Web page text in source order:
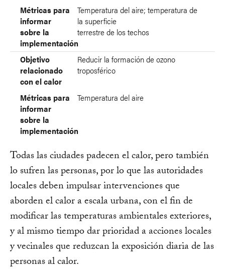
Métricas para
informar
sobre la
implementación
Temperatura del aire; temperatura de
la superficie
terrestre de los techos
Objetivo
relacionado
con el calor
Reducir la formación de ozono
troposférico
Métricas para
informar
sobre la
implementación
Temperatura del aire
Todas las ciudades padecen el calor, pero también
lo sufren las personas, por lo que las autoridades
locales deben impulsar intervenciones que
aborden el calor a escala urbana, con el fin de
modificar las temperaturas ambientales exteriores,
y al mismo tiempo dar prioridad a acciones locales
y vecinales que reduzcan la exposición diaria de las
personas al calor.